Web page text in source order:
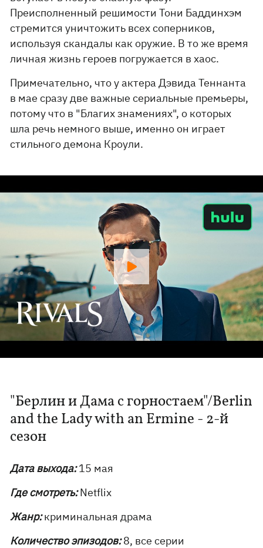
Преисполненный решимости Тони Баддинхэм
стремится уничтожить всех соперников,
используя скандалы как оружие. В то же время
личная жизнь героев погружается в хаос.
Примечательно, что у актера Дэвида Теннанта
в мае сразу две важные сериальные премьеры,
потому что в "Благих знамениях", о которых
шла речь немного выше, именно он играет
стильного демона Кроули.
"Берлин и Дама с горностаем"/Berlin
and the Lady with an Ermine - 2-й
сезон
Дата выхода:15 мая
Где смотреть:Netflix
Жанр:криминальная драма
Количество эпизодов:8, все серии